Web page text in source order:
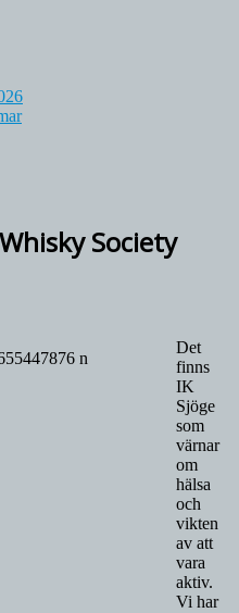
Society
Det
finns
IK
Sjöge
som
värnar
om
hälsa
och
vikten
av att
vara
aktiv.
Vi har